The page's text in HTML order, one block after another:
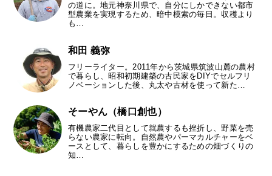
の道に。地元神奈川県で、自分にしかできない都市
型農業を実現するため、暗中模索の毎日。収穫より
も…
和田 義弥
フリーライター。2011年から茨城県筑波山麓の農村
で暮らし、昭和初期建築の古民家をDIYでセルフリ
ノベーションした後、丸太や古材を使って新た…
そーやん（橋口創也）
有機農家二代目として就農するも挫折し、野菜を売
らない農家に転向。自然農やパーマカルチャーをベ
ースとして、暮らしを豊かにするための畑づくりの
知…